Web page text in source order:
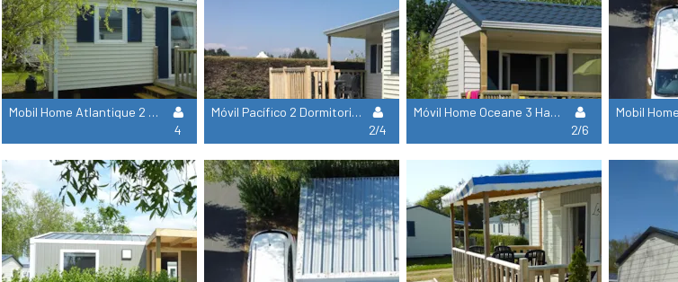
Mobil Home Atlantique 2 Habitaciones - 30 M²
4
Móvil Pacífico 2 Dormitorios - 25 M²
2/4
Móvil Home Oceane 3 Habitaciones - 32 M²
2/6